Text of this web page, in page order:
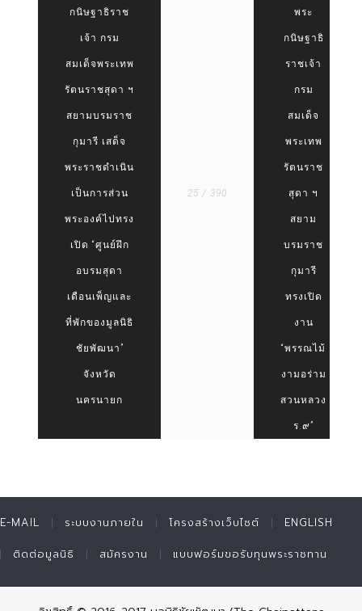
กนิษฐาธิราช
เจ้า กรม
สมเด็จพระเทพ
รัตนราชสุดา ฯ
สยามบรมราช
กุมารี เสด็จ
พระราชดำเนิน
เป็นการส่วน
พระองค์ไปทรง
เปิด “ศูนย์ฝึก
อบรมสุดา
เดือนเพ็ญและ
ที่พักของมูลนิธิ
ชัยพัฒนา”
จังหวัด
นครนายก
25 / 390
พระ
กนิษฐาธิ
ราชเจ้า
กรม
สมเด็จ
พระเทพ
รัตนราช
สุดา ฯ
สยาม
บรมราช
กุมารี
ทรงเปิด
งาน
“พรรณไม้
งามอร่าม
สวนหลวง
ร.๙”
E-MAIL ระบบงานภายใน โครงสร้างเว็บไซต์ ENGLISH
ติดต่อมูลนิธิ สมัครงาน แบบฟอร์มขอรับทุนพระราชทาน